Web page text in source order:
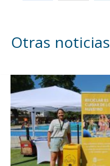
Otras noticias